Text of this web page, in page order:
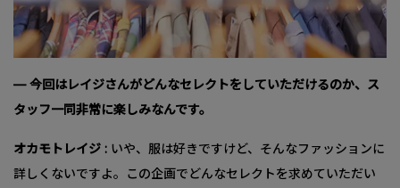
— 今回はレイジさんがどんなセレクトをしていただけるのか、ス
タッフ一同非常に楽しみなんです。
オカモトレイジ : いや、服は好きですけど、そんなファッションに
詳しくないですよ。この企画でどんなセレクトを求めていただい